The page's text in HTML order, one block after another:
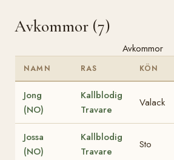
Avkommor (7)
Avkommor
NAMN RAS KÖN
Jong
(NO)
Kallblodig
Travare
Valack
Jossa
(NO)
Kallblodig
Travare
Sto